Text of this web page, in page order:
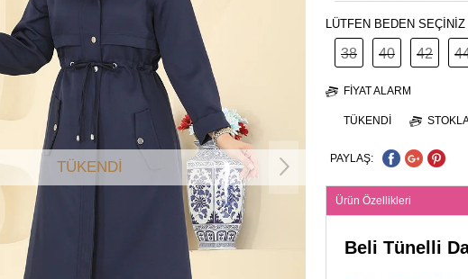
TÜKENDİ
LÜTFEN BEDEN SEÇİNİZ
38 40 42
FIYAT ALARM
TÜKENDI
PAYLAŞ:
Ürün Özellikleri
Beli Tünelli